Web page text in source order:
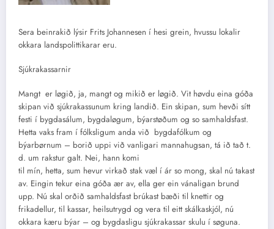
Sera beinrakið lýsir Frits Johannesen í hesi grein, hvussu lokalir
okkara landspolittikarar eru.
Sjúkrakassarnir
Mangt er løgið, ja, mangt og mikið er løgið. Vit høvdu eina góða
skipan við sjúkrakassunum kring landið. Ein skipan, sum hevði sítt
festi í bygdasálum, bygdaløgum, býarstøðum og so samhaldsfast.
Hetta vaks fram í fólksligum anda við bygdafólkum og
býarbørnum – borið uppi við vanligari mannahugsan, tá ið tað t.
d. um rakstur galt. Nei, hann komi
til mín, hetta, sum hevur virkað stak væl í ár so mong, skal nú takast
av. Eingin tekur eina góða ær av, ella ger ein vánaligan brund
upp. Nú skal orðið samhaldsfast brúkast bæði til knettir og
frikadellur, til kassar, heilsutrygd og vera til eitt skálkaskjól, nú
okkara kæru býar – og bygdasligu sjúkrakassar skulu í søguna.